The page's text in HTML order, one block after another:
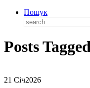
Пошук
Posts
21 Січ2026